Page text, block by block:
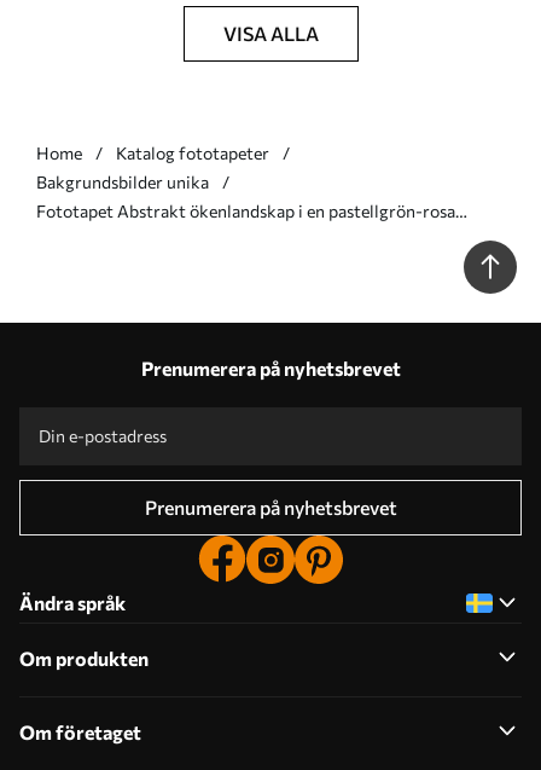
VISA ALLA
Home
Katalog fototapeter
Bakgrundsbilder unika
Fototapet Abstrakt ökenlandskap i en pastellgrön-rosa
Prenumerera på nyhetsbrevet
Prenumerera på nyhetsbrevet
Ändra språk
Om produkten
Om företaget